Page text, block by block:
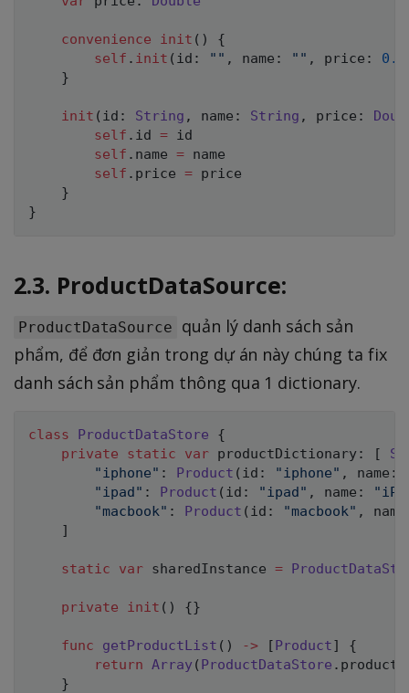
convenience init ( )
{
self . init ( id : "" , name : "" , price : 0.0
}
init ( id : String , name : String , price :
self . id = id
self . name = name
self . price = price
}
}
2.3. ProductDataSource:
ProductDataSource
quản lý danh sách sản
phẩm, để đơn giản trong dự án này chúng ta fix
danh sách sản phẩm thông qua 1 dictionary.
class ProductDataStore
{
private
static var productDictionary: [
"iphone" : Product ( id : "iphone" , name :
"ipad" : Product ( id : "ipad" , name :
"macbook" : Product ( id : "macbook" , name
]
static var sharedInstance =
private init ( ) {}
func getProductList ( ) -> [Product]
{
return Array ( ProductDataStore .
}